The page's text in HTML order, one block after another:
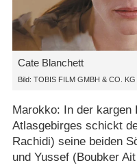
Cate Blanchett
Bild: TOBIS FILM GMBH & CO. KG
Marokko: In der kargen
Atlasgebirges schickt
Rachidi) seine beiden
und Yussef (Boubker